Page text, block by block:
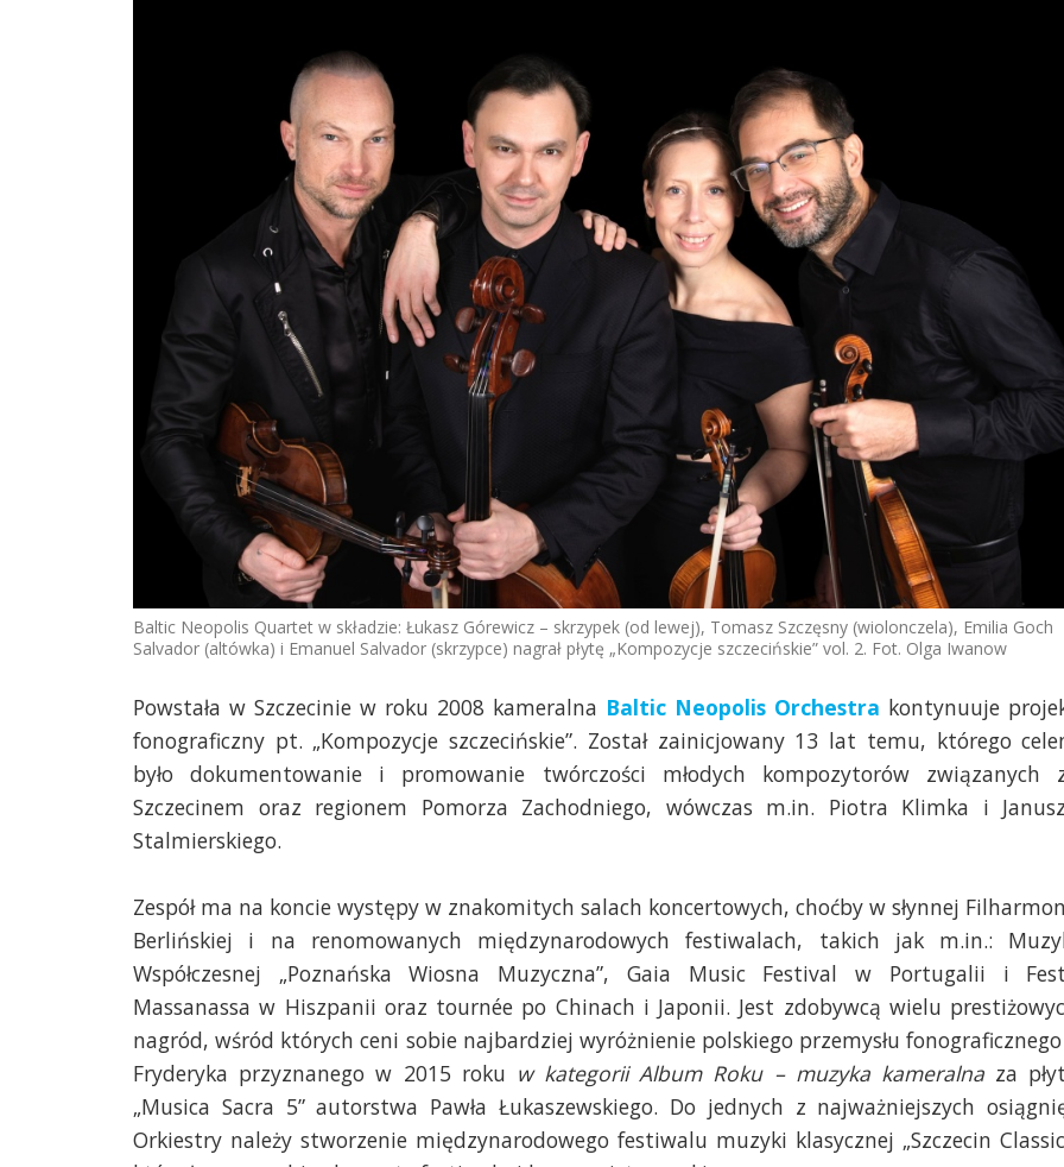
Baltic Neopolis Quartet w składzie: Łukasz Górewicz – skrzypek (od lewej), Tomasz Szczęsny (wiolonczela), Emilia Goch
Salvador (altówka) i Emanuel Salvador (skrzypce) nagrał płytę „Kompozycje szczecińskie” vol. 2. Fot. Olga Iwanow
Powstała w Szczecinie w roku 2008 kameralna Baltic Neopolis Orchestra kontynuuje
fonograficzny pt. „Kompozycje szczecińskie”. Został zainicjowany 13 lat temu, którego
było dokumentowanie i promowanie twórczości młodych kompozytorów związanych
Szczecinem oraz regionem Pomorza Zachodniego, wówczas m.in. Piotra Klimka i
Stalmierskiego.
Zespół ma na koncie występy w znakomitych salach koncertowych, choćby w słynnej
Berlińskiej i na renomowanych międzynarodowych festiwalach, takich jak m.in.:
Współczesnej „Poznańska Wiosna Muzyczna”, Gaia Music Festival w Portugalii i
Massanassa w Hiszpanii oraz tournée po Chinach i Japonii. Jest zdobywcą wielu
nagród, wśród których ceni sobie najbardziej wyróżnienie polskiego przemysłu fonograficznego
Fryderyka przyznanego w 2015 roku w kategorii Album Roku – muzyka kameralnaza
„Musica Sacra 5” autorstwa Pawła Łukaszewskiego. Do jednych z najważniejszych
Orkiestry należy stworzenie międzynarodowego festiwalu muzyki klasycznej „Szczecin